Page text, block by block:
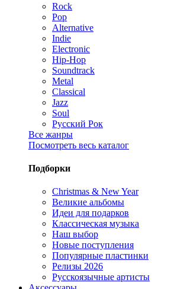
Rock
Pop
Alternative
Indie
Electronic
Hip-Hop
Soundtrack
Metal
Classical
Jazz
Soul
Русский Рок
Все жанры
Посмотреть весь каталог
Подборки
Christmas & New Year
Великие альбомы
Идеи для подарков
Классическая музыка
Наш выбор
Новые поступления
Популярные пластинки
Релизы 2026
Русскоязычные артисты